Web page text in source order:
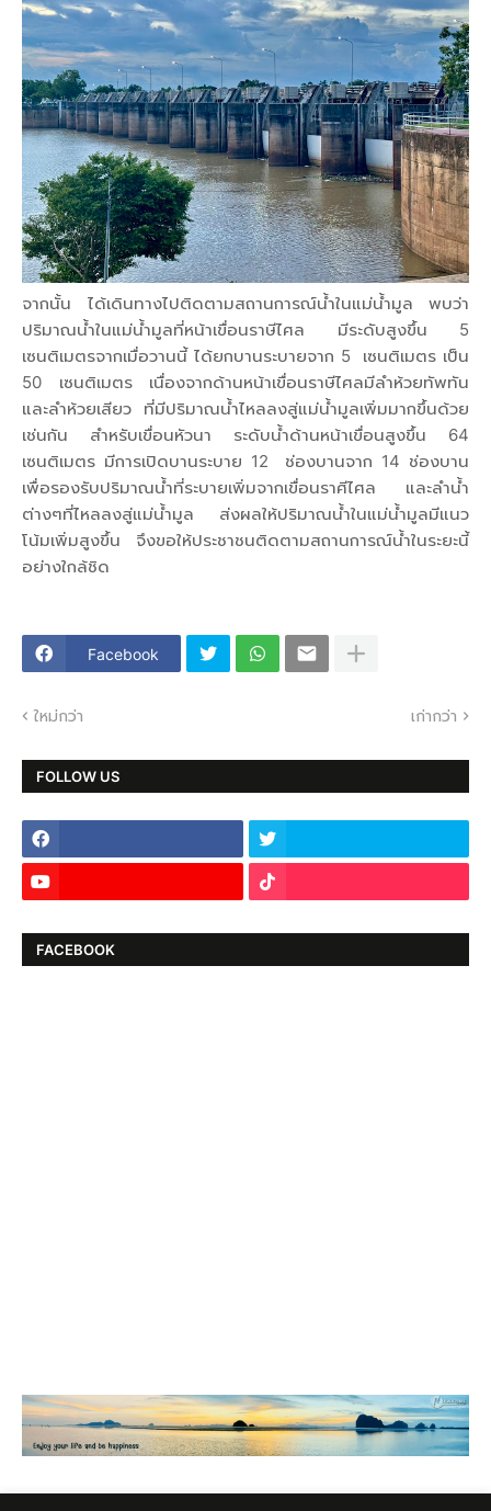
จากนั้น ได้เดินทางไปติดตามสถานการณ์น้ำในแม่น้ำมูล พบว่า
ปริมาณน้ำในแม่น้ำมูลที่หน้าเขื่อนราษีไศล มีระดับสูงขึ้น 5
เซนติเมตรจากเมื่อวานนี้ ได้ยกบานระบายจาก 5 เซนติเมตร เป็น
50 เซนติเมตร เนื่องจากด้านหน้าเขื่อนราษีไศลมีลำห้วยทัพทัน
และลำห้วยเสียว ที่มีปริมาณน้ำไหลลงสู่แม่น้ำมูลเพิ่มมากขึ้นด้วย
เช่นกัน สำหรับเขื่อนหัวนา ระดับน้ำด้านหน้าเขื่อนสูงขึ้น 64
เซนติเมตร มีการเปิดบานระบาย 12 ช่องบานจาก 14 ช่องบาน
เพื่อรองรับปริมาณน้ำที่ระบายเพิ่มจากเขื่อนราศีไศล และลำน้ำ
ต่างๆที่ไหลลงสู่แม่น้ำมูล ส่งผลให้ปริมาณน้ำในแม่น้ำมูลมีแนว
โน้มเพิ่มสูงขึ้น จึงขอให้ประชาชนติดตามสถานการณ์น้ำในระยะนี้
อย่างใกล้ชิด
Facebook
ใหม่กว่า เก่ากว่า
FOLLOW US
FACEBOOK